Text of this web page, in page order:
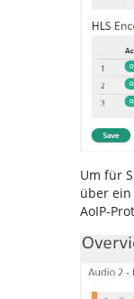
Um für
über ein
AoIP-